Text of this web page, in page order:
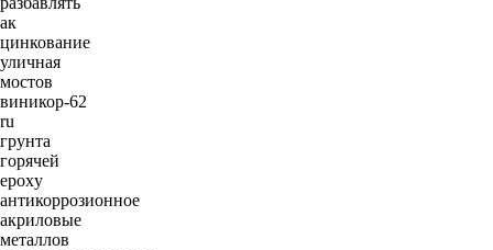
ак
цинкование
уличная
мостов
виникор-62
ru
грунта
горячей
epoxy
антикоррозионное
акриловые
металлов